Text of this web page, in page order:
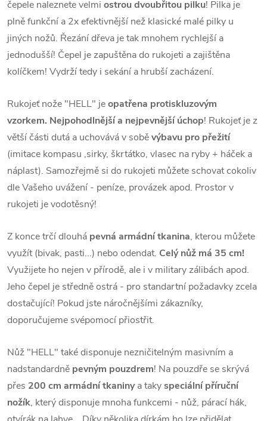
čepele naleznete velmi ostrou dvoubřitou pilku! Pilka je
plně funkční a 2x efektivnější než klasické malé pilky u
jiných nožů. Řezání dřeva je tak mnohem rychlejší a
jednodušší! Čepel je zapuštěna do rukojeti a zajištěna
kolíčkem! Vydrží tedy i sekání a hrubší zacházení.
Rukojeť nože "HELL" jeopatřena protiskluzovým
vzorkem. Nejpohodlnější a nejpevnější úchop! Rukojeť je z
větší části dutá a uchovává v soběvýbavu pro přežití
(imitace kompasu ,sirky, škrtátko, vlasec na ryby + háček a
náplast). Samozřejmě si do rukojeti můžete schovat cokoliv
dle Vašeho uvážení - peníze, provázek apod. Prostor v
rukojeti je vodotěsný!
Z konce trčí dlouhá pevná armádní tkanina, kterou můžete
využít (bivak, pasti...) nebo odendat. Celý nůž má 35 cm!
Využijete ho nejen v přírodě, ale i v military zálibách apod.
Jeho čepel je středně ostrá - pro standartní požadavky zcela
dostačující! Pokud jste náročnějšími zákazníky,
doporučujeme svépomocí přiostřit.
Nůž "HELL" také disponuje nezničitelným masivním a
nadstandardně pevným pouzdrem! Na pouzdře se skrývá
přes 200 cm armádní tkaninya takyspeciální příruční
nožík, který disponuje mnoha funkcemi - nůž, párací hák,